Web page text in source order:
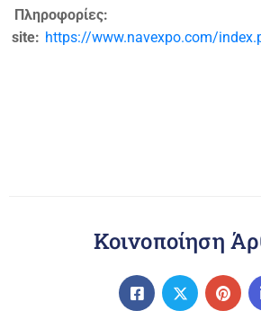
Πληροφορίες:
site: https://www.navexpo.com/
Κοινοποίηση